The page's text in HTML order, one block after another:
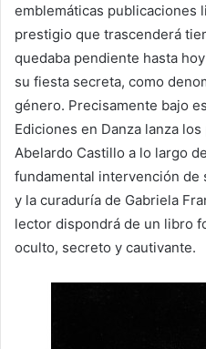
emblemáticas publicaciones
prestigio que trascenderá
quedaba pendiente hasta
su fiesta secreta, como
género. Precisamente bajo
Ediciones en Danza lanza
Abelardo Castillo a lo largo
fundamental intervención de
y la curaduría de Gabriela
lector dispondrá de un libro
oculto, secreto y cautivante.